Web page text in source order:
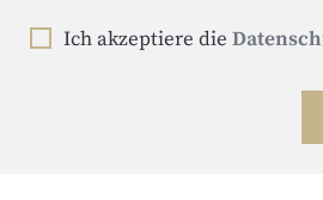
Ich akzeptiere die